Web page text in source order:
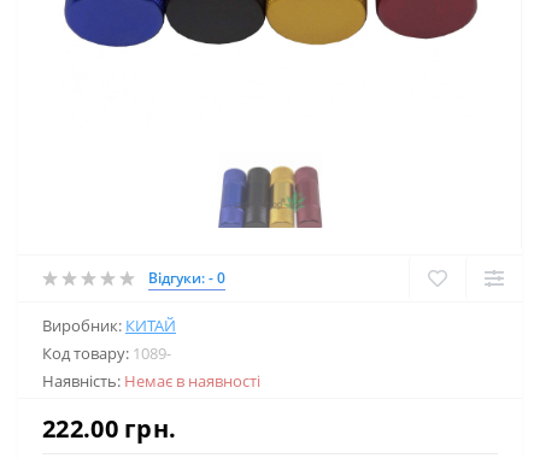
Відгуки: - 0
Виробник: КИТАЙ
Код товару: 1089-
Наявність: Немає в наявності
222.00 грн.